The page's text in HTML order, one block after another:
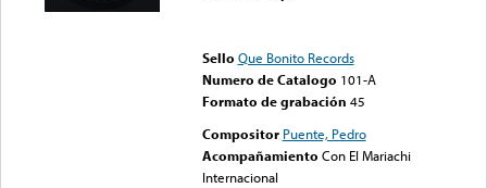
Sello Que Bonito Records
Numero de Catalogo 101-A
Formato de grabación 45
Compositor Puente, Pedro
Acompañamiento Con El Mariachi
Internacional